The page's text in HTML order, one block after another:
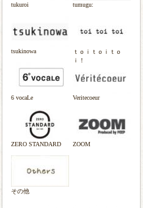
tukuroi tumugu:
tsukinowa
ｔｏｉｔｏｉｔｏ
ｉ！
6 vocaLe Veritecoeur
ZERO STANDARD ZOOM
その他